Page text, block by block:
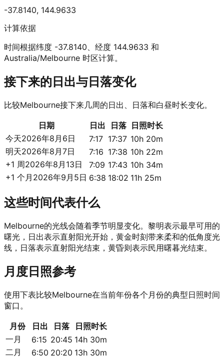
-37.8140, 144.9633
计算依据
时间根据纬度 -37.8140、经度 144.9633 和
Australia/Melbourne 时区计算。
接下来的日出与日落变化
比较Melbourne接下来几周的日出、日落和白昼时长变化。
日期 日出 日落
日照时长
今天2026年8月6日 7:17 17:37 10h 20m
明天2026年8月7日 7:16 17:38 10h 22m
+1 周2026年8月13日 7:09 17:43 10h 34m
+1 个月 2026年9月5日 6:38 18:02 11h 25m
这些时间代表什么
Melbourne的光线会随着季节明显变化。黎明表示最早可用的
曙光，日出表示直射阳光开始，黄金时刻带来柔和的低角度光
线，日落表示直射阳光结束，黄昏则表示民用曙暮光结束。
月度日照参考
使用下表比较Melbourne在当前年份各个月份的典型日照时间
窗口。
月份 日出 日落
日照时长
一月
6:15 20:45 14h 30m
二月
6:50 20:20 13h 30m